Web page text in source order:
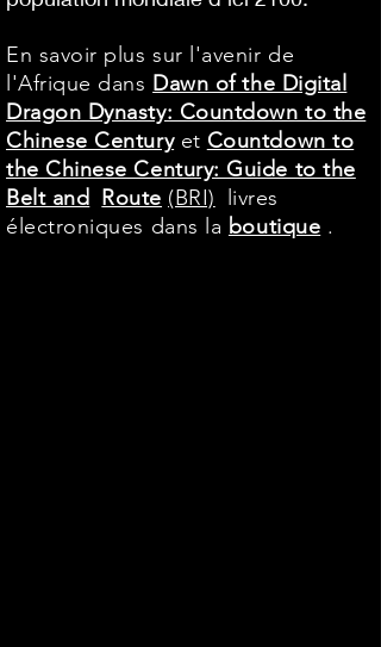
En savoir plus sur l'avenir de
l'Afrique dans Dawn of the Digital
Dragon Dynasty: Countdown to the
Chinese Centuryet Countdown to
the Chinese Century: Guide to the
Belt and
Route (BRI)
livres
électroniques dans la boutique .